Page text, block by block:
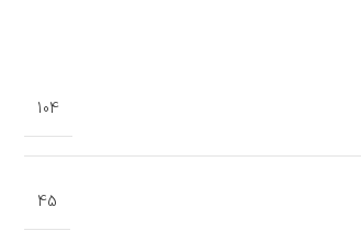
104
45